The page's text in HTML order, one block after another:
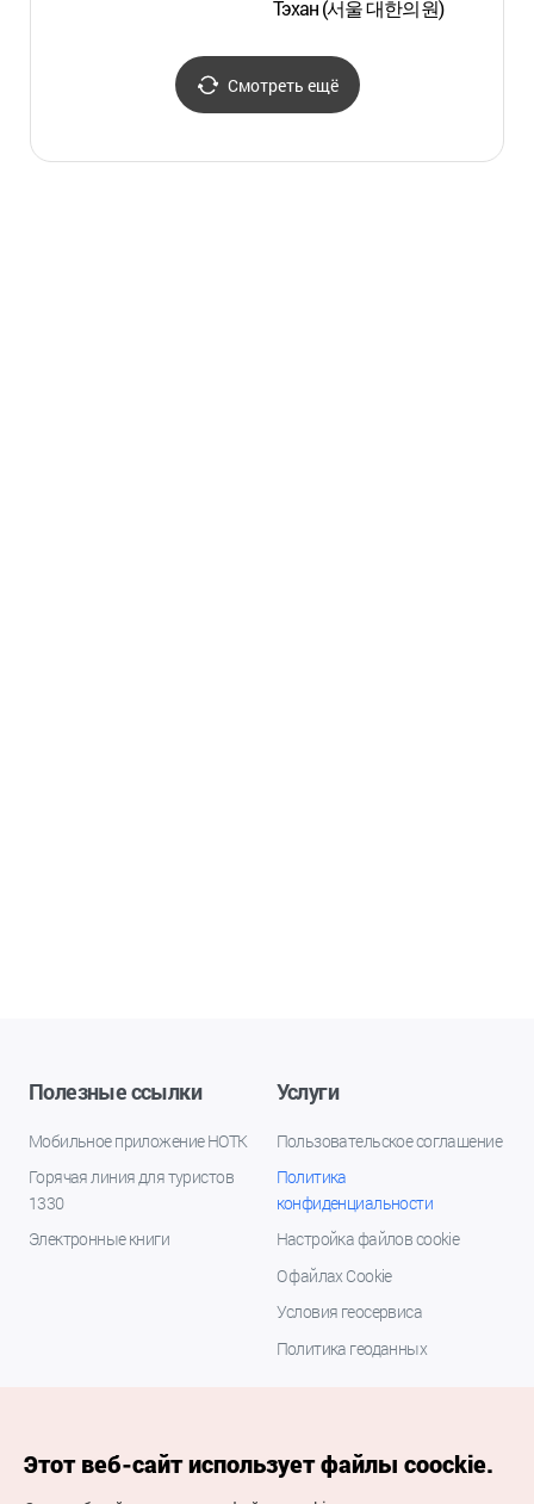
Тэхан (서울 대한의원)
Смотреть ещё
Полезные ссылки
Мобильное приложение НОТК
Горячая линия для туристов
1330
Электронные книги
Услуги
Пользовательское соглашение
Политика
конфиденциальности
Настройка файлов cookie
О файлах Cookie
Условия геосервиса
Политика геоданных
Этот веб-сайт использует файлы coockie.